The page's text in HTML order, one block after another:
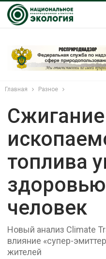
Главная Разное
Сжигание
топлива
человек
Новый анализ Climate
влияние «супер-
жителей